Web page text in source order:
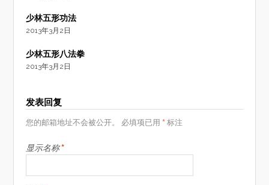
少林五形功法
2013年3月2日
少林五形八法拳
2013年3月2日
发表回复
您的邮箱地址不会被公开。 必填项已用*标注
显示名称*